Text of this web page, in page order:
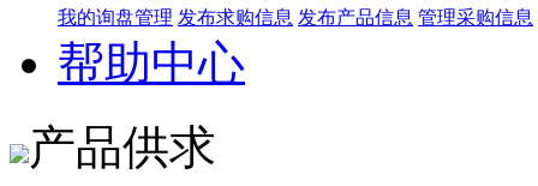
我的询盘管理 发布求购信息 发布产品信息 管理采购信息
帮助中心
产品供求